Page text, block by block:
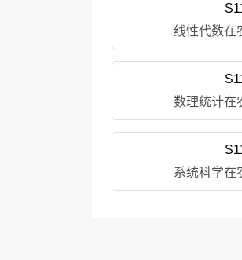
线性代数在
数理统计在
系统科学在